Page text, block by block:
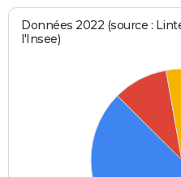
Données 2022 (source :
l'Insee)